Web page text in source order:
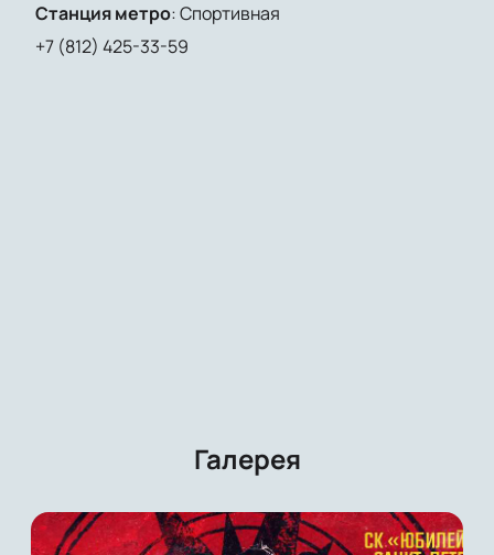
Станция метро:Спортивная
+7 (812) 425-33-59
Галерея